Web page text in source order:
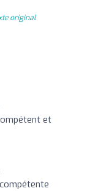
original
et